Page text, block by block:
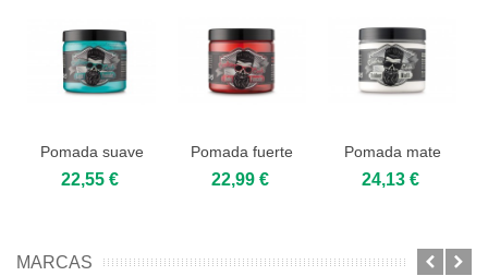
Pomada suave
de peinado
22,55 €
Pomada fuerte
de peinado
22,99 €
Pomada mate
Captain Cook
24,13 €
MARCAS